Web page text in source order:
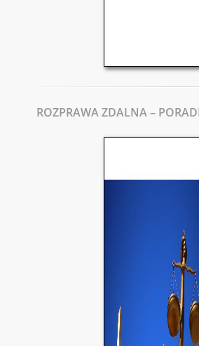
ROZPRAWA ZDALNA –